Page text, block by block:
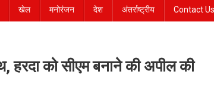
खेल मनोरंजन देश अंतर्राष्ट्रीय Contact Us
हरदा को सीएम बनाने की अपील की